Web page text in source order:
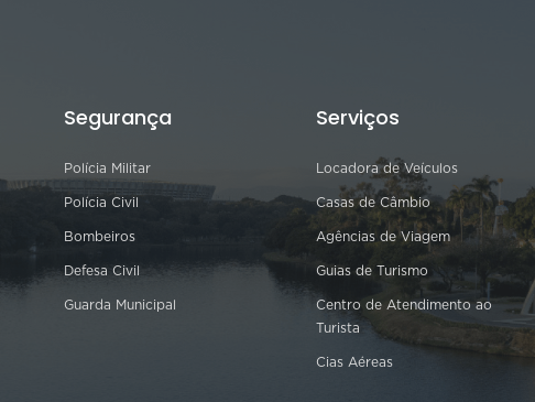
Segurança
Polícia Militar
Polícia Civil
Bombeiros
Defesa Civil
Guarda Municipal
Serviços
Locadora de Veículos
Casas de Câmbio
Agências de Viagem
Guias de Turismo
Centro de Atendimento ao
Turista
Cias Aéreas